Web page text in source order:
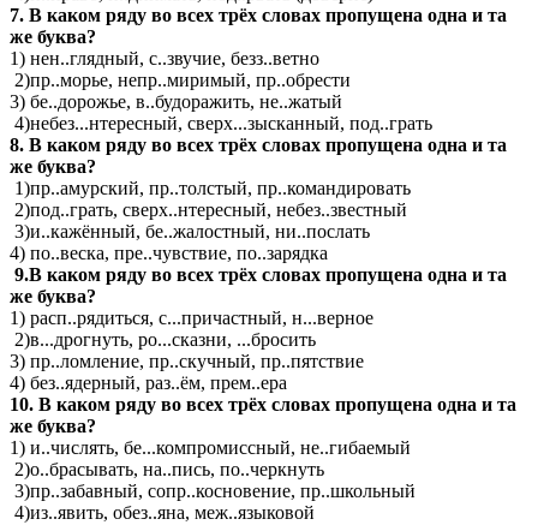
7. В каком ряду во всех трёх словах пропущена одна и та
же буква?
1) нен..глядный, с..звучие, безз..ветно
2)пр..морье, непр..миримый, пр..обрести
3) бе..дорожье, в..будоражить, не..жатый
4)небез...нтересный, сверх...зысканный, под..грать
8. В каком ряду во всех трёх словах пропущена одна и та
же буква?
1)пр..амурский, пр..толстый, пр..командировать
2)под..грать, сверх..нтересный, небез..звестный
3)и..кажённый, бе..жалостный, ни..послать
4) по..веска, пре..чувствие, по..зарядка
9.В каком ряду во всех трёх словах пропущена одна и та
же буква?
1) расп..рядиться, с...причастный, н...верное
2)в...дрогнуть, ро...сказни, ...бросить
3) пр..ломление, пр..скучный, пр..пятствие
4) без..ядерный, раз..ём, прем..ера
10. В каком ряду во всех трёх словах пропущена одна и та
же буква?
1) и..числять, бе...компромиссный, не..гибаемый
2)о..брасывать, на..пись, по..черкнуть
3)пр..забавный, сопр..косновение, пр..школьный
4)из..явить, обез..яна, меж..языковой